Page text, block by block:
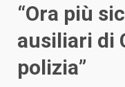
“Ora più
ausiliari di
polizia”